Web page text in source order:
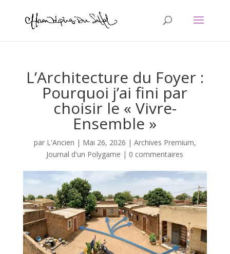
L’Architecture du Foyer :
Pourquoi j’ai fini par
choisir le « Vivre-
Ensemble »
par L'Ancien | Mai 26, 2026 | Archives Premium,
Journal d'un Polygame | 0 commentaires